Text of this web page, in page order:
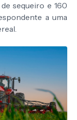
sequeiro e 160
a uma